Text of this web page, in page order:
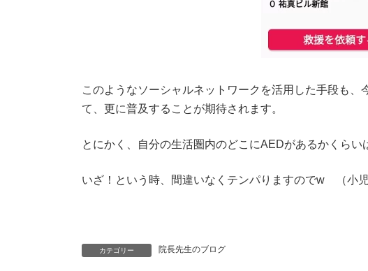
このようなソーシャルネットワークを活用した手段も
て、更に普及することが期待されます。
とにかく、自分の生活圏内のどこにAEDがあるかくらい
いざ！という時、間違いなくテンパりますのでw （小
カテゴリー 院長先生のブログ